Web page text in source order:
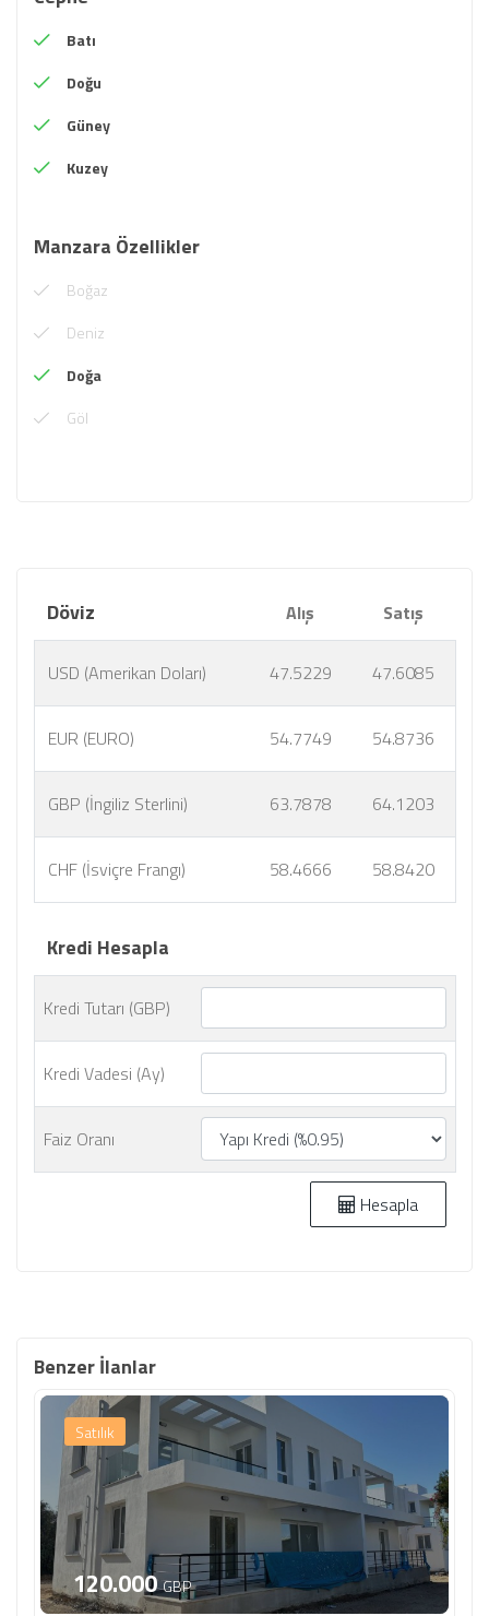
Batı
Doğu
Güney
Kuzey
Manzara Özellikler
Boğaz
Deniz
Doğa
Göl
Döviz Alış Satış
USD (Amerikan Doları) 47.5229 47.6085
EUR (EURO) 54.7749 54.8736
GBP (İngiliz Sterlini) 63.7878 64.1203
CHF (İsviçre Frangı) 58.4666 58.8420
Kredi Hesapla
Kredi Tutarı (GBP)
Kredi Vadesi (Ay)
Faiz Oranı
Hesapla
Benzer İlanlar
Satılık
120.000 GBP